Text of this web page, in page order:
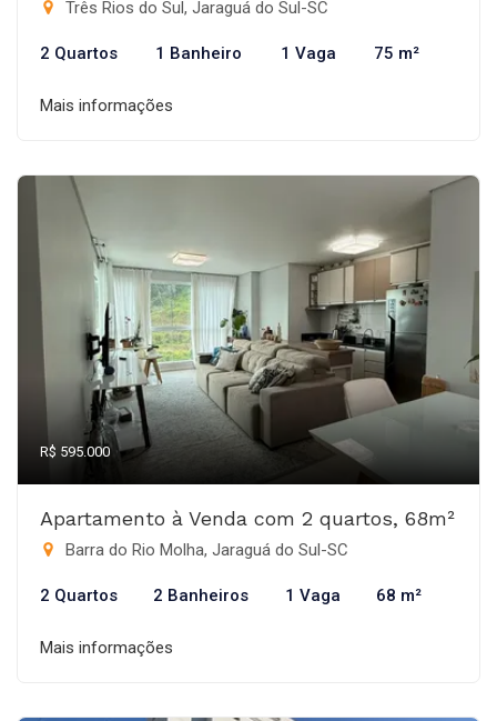
Três Rios do Sul, Jaraguá do Sul-SC
2 Quartos 1 Banheiro 1 Vaga 75 m²
Mais informações
R$ 595.000
Apartamento à Venda com 2 quartos, 68m²
Barra do Rio Molha, Jaraguá do Sul-SC
2 Quartos 2 Banheiros 1 Vaga 68 m²
Mais informações